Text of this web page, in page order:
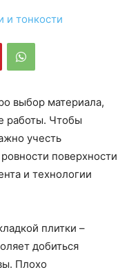
выбор материала,
работы. Чтобы
учесть
поверхности
и технологии
плитки –
добиться
Плохо